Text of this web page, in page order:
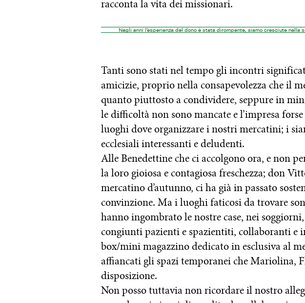
racconta la vita dei missionari.
Negli anni l’esperienza del dono è stata dirompente, siamo cresciute
Tanti sono stati nel tempo gli incontri
amicizie, proprio nella consapevolezza che il
quanto piuttosto a condividere, seppure in
le difficoltà non sono mancate e l’impresa
luoghi dove organizzare i nostri mercatini; i
ecclesiali interessanti e deludenti.
Alle Benedettine che ci accolgono ora, e non
la loro gioiosa e contagiosa freschezza; don
mercatino d’autunno, ci ha già in passato
convinzione. Ma i luoghi faticosi da trovare
hanno ingombrato le nostre case, nei
congiunti pazienti e spazientiti, collaboranti e
box/mini magazzino dedicato in esclusiva al
affiancati gli spazi temporanei che Mariolina,
disposizione.
Non posso tuttavia non ricordare il nostro